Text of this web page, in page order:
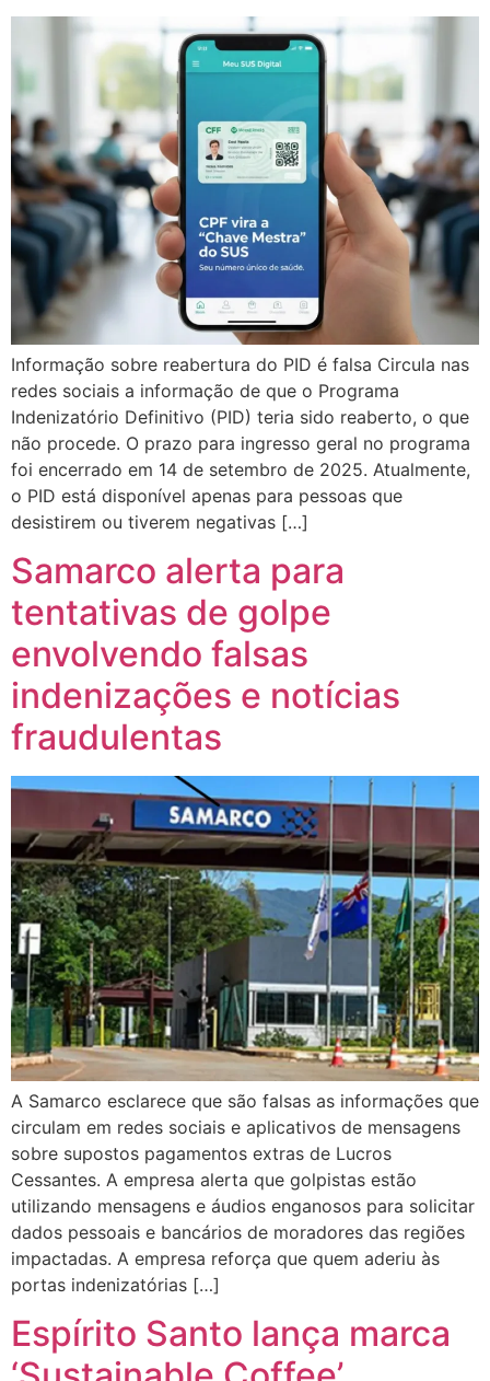
Informação sobre reabertura do PID é falsa Circula nas
redes sociais a informação de que o Programa
Indenizatório Definitivo (PID) teria sido reaberto, o que
não procede. O prazo para ingresso geral no programa
foi encerrado em 14 de setembro de 2025. Atualmente,
o PID está disponível apenas para pessoas que
desistirem ou tiverem negativas […]
Samarco alerta para
tentativas de golpe
envolvendo falsas
indenizações e notícias
fraudulentas
A Samarco esclarece que são falsas as informações que
circulam em redes sociais e aplicativos de mensagens
sobre supostos pagamentos extras de Lucros
Cessantes. A empresa alerta que golpistas estão
utilizando mensagens e áudios enganosos para solicitar
dados pessoais e bancários de moradores das regiões
impactadas. A empresa reforça que quem aderiu às
portas indenizatórias […]
Espírito Santo lança marca